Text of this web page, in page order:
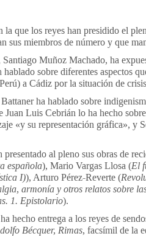
la que los reyes han presidido el
sus miembros de número y que
Muñoz Machado, ha
sobre diferentes aspectos
a Cádiz por la situación de
ha hablado sobre
Juan Luis Cebrián lo ha hecho
«y su representación gráfica», y
presentado al pleno sus obras de
española), Mario Vargas Llosa (El
I)), Arturo Pérez-Reverte (
armonía y otros relatos sobre
1. Epistolario).
hecho entrega a los reyes de
Bécquer, Rimas, facsímil de la